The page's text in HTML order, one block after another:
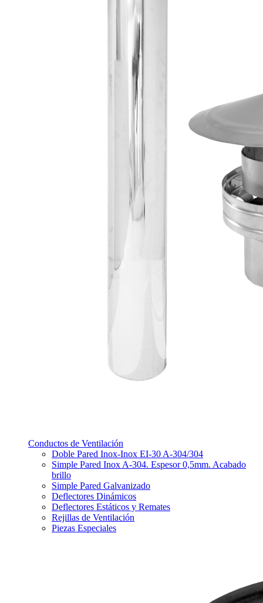
Conductos de Ventilación
Doble Pared Inox-Inox EI-30 A-304/304
Simple Pared Inox A-304. Espesor 0,5mm. Acabado
brillo
Simple Pared Galvanizado
Deflectores Dinámicos
Deflectores Estáticos y Remates
Rejillas de Ventilación
Piezas Especiales